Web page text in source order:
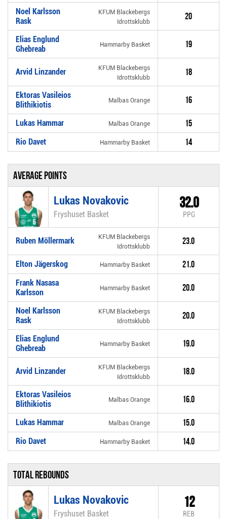
Noel Karlsson
Rask
KFUM Blackebergs
Idrottsklubb
20
Elias Englund
Ghebreab
Hammarby Basket 19
Arvid Linzander
KFUM Blackebergs
Idrottsklubb
18
Ektoras Vasileios
Blithikiotis
Malbas Orange 16
Lukas Hammar Malbas Orange 15
Rio Davet Hammarby Basket 14
Average points
Lukas Novakovic
Fryshuset Basket
32.0
PPG
Ruben Möllermark
KFUM Blackebergs
Idrottsklubb
23.0
Elton Jägerskog Hammarby Basket 21.0
Frank Nasasa
Karlsson
Hammarby Basket 20.0
Noel Karlsson
Rask
KFUM Blackebergs
Idrottsklubb
20.0
Elias Englund
Ghebreab
Hammarby Basket 19.0
Arvid Linzander
KFUM Blackebergs
Idrottsklubb
18.0
Ektoras Vasileios
Blithikiotis
Malbas Orange 16.0
Lukas Hammar Malbas Orange 15.0
Rio Davet Hammarby Basket 14.0
Total rebounds
Lukas Novakovic
Fryshuset Basket
12
REB